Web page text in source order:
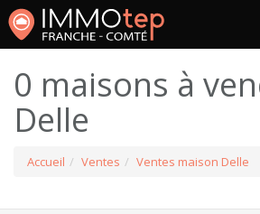
0 maisons à
Delle
Accueil Ventes Ventes maison Delle